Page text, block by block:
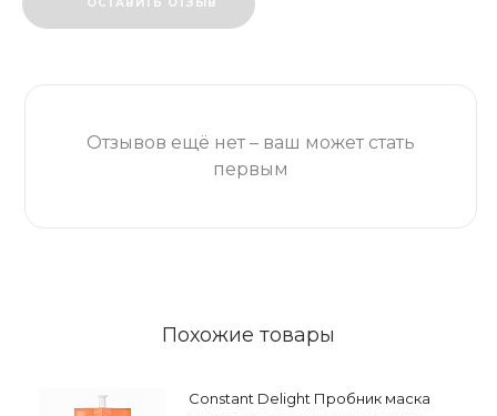
Отзывов ещё нет – ваш может стать
первым
Похожие товары
Constant Delight Пробник маска